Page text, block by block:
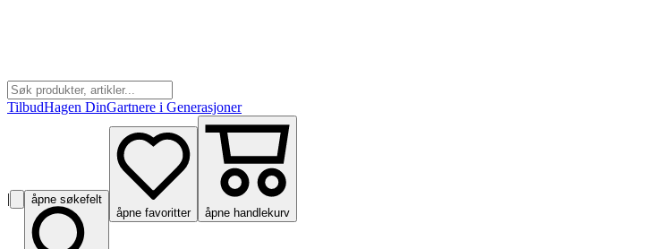
TilbudHagen DinGartnere i Generasjoner
|
åpne søkefelt
åpne favoritter
åpne handlekurv